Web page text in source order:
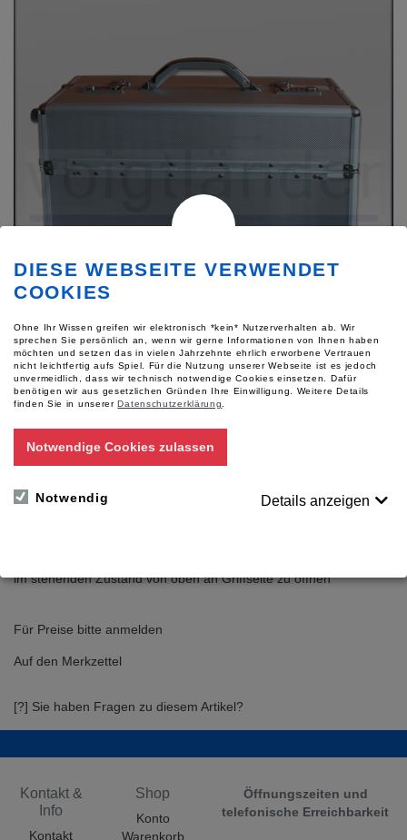
Artikelnummer: 49905
Pilotenkoffer, alufarbig, 470 x 200 x 380mm
(BxTxH Außenmaße)
ohne Inhalt
mit 2 Zahlenkombinationsschlössern
3 Schreibgeräteschlaufen, 2 Kartenfächern,
im stehenden Zustand von oben an Griffseite zu öffnen
Für Preise bitte anmelden
Auf den Merkzettel
[?] Sie haben Fragen zu diesem Artikel?
Kontakt &
Info
Kontakt
Shop
Konto
Warenkorb
Öffnungszeiten und
telefonische Erreichbarkeit
DIESE WEBSEITE VERWENDET
COOKIES
Ohne Ihr Wissen greifen wir elektronisch *kein* Nutzerverhalten ab. Wir
sprechen Sie persönlich an, wenn wir gerne Informationen von Ihnen haben
möchten und setzen das in vielen Jahrzehnte ehrlich erworbene Vertrauen
nicht leichtfertig aufs Spiel. Für die Nutzung unserer Webseite ist es jedoch
unvermeidlich, dass wir technisch notwendige Cookies einsetzen. Dafür
benötigen wir aus gesetzlichen Gründen Ihre Einwilligung.
Weitere Details
finden Sie in unsererDatenschutzerklärung
Notwendige Cookies zulassen
Notwendig Details anzeigen